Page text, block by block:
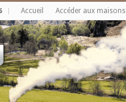
Accueil Accéder aux maisons